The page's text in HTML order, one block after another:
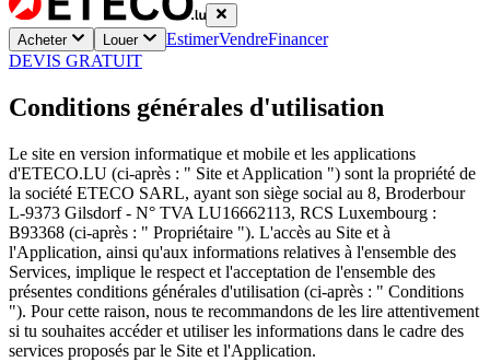
Acheter Louer EstimerVendreFinancer
DEVIS GRATUIT
Conditions générales d'utilisation
Le site en version informatique et mobile et les applications
d'ETECO.LU (ci-après : " Site et Application ") sont la propriété de
la société ETECO SARL, ayant son siège social au 8, Broderbour
L-9373 Gilsdorf - N° TVA LU16662113, RCS Luxembourg :
B93368 (ci-après : " Propriétaire "). L'accès au Site et à
l'Application, ainsi qu'aux informations relatives à l'ensemble des
Services, implique le respect et l'acceptation de l'ensemble des
présentes conditions générales d'utilisation (ci-après : " Conditions
"). Pour cette raison, nous te recommandons de les lire attentivement
si tu souhaites accéder et utiliser les informations dans le cadre des
services proposés par le Site et l'Application.